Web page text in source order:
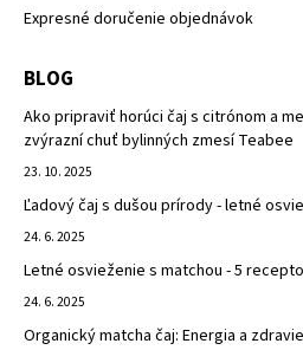
Expresné doručenie objednávok
BLOG
Ako pripraviť horúci čaj s citrónom a
zvýrazní chuť bylinných zmesí Teabee
23. 10. 2025
Ľadový čaj s dušou prírody - letné
24. 6. 2025
Letné osvieženie s matchou - 5
24. 6. 2025
Organický matcha čaj: Energia a